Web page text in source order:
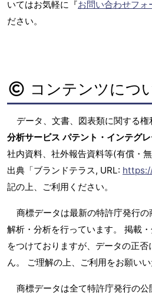
いてはお気軽に『お問い合わせフォ
ださい。
コンテンツにつ
データ、文書、図表類に関する権
分析サービス パテント・インテグ
社内資料、社外報告資料等(有償・
出典「ブランドテラス, URL:
記の上、ご利用ください。
商標データは最新の特許庁発行の
解析・分析を行っています。 掲載
をつけておりますが、データの正
ん。 ご理解の上、ご利用をお願いい
商標データは全て特許庁発行の公